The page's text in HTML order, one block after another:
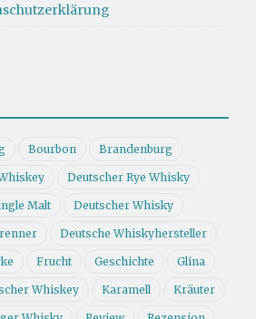
Bourbon Brandenburg
Deutscher Rye Whisky
Malt Deutscher Whisky
Deutsche Whiskyhersteller
Frucht Geschichte Glina
Whiskey Karamell Kräuter